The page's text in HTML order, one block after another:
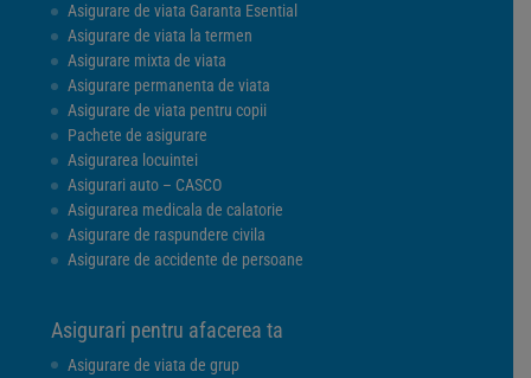
Asigurare de viata Garanta Esential
Asigurare de viata la termen
Asigurare mixta de viata
Asigurare permanenta de viata
Asigurare de viata pentru copii
Pachete de asigurare
Asigurarea locuintei
Asigurari auto – CASCO
Asigurarea medicala de calatorie
Asigurare de raspundere civila
Asigurare de accidente de persoane
Asigurari pentru afacerea ta
Asigurare de viata de grup